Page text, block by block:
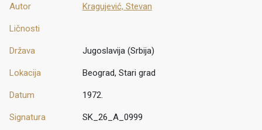
Autor Kragujević, Stevan
Ličnosti
Država Jugoslavija (Srbija)
Lokacija Beograd, Stari grad
Datum 1972.
Signatura SK_26_A_0999